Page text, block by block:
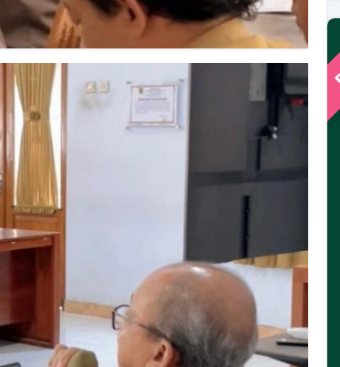
SUGIYANTO
Danarta